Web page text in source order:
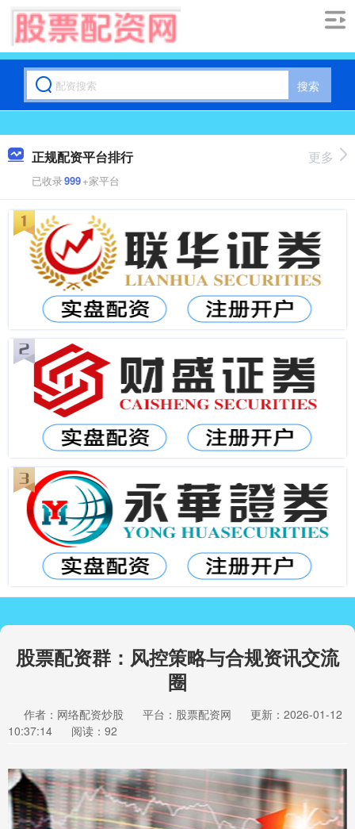
搜索
正规配资平台排行
已收录999+家平台
更多
股票配资群：风控策略与合规资讯交流
圈
作者：网络配资炒股 平台：股票配资网
更新：2026-01-12
10:37:14
阅读：92